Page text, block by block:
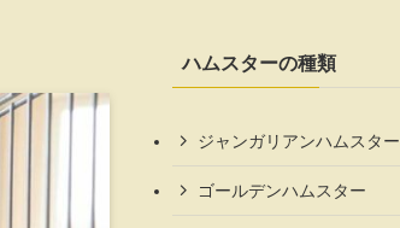
ハムスターの種類
ジャンガリアンハムスター
ゴールデンハムスター